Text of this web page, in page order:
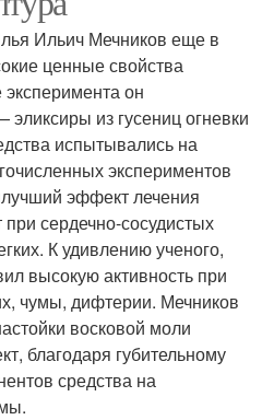
Ильич Мечников еще в
ценные свойства
он
из гусениц огневки
испытывались на
экспериментов
эффект лечения
сердечно-сосудистых
К удивлению ученого,
высокую активность при
чумы, дифтерии. Мечников
восковой моли
благодаря губительному
средства на